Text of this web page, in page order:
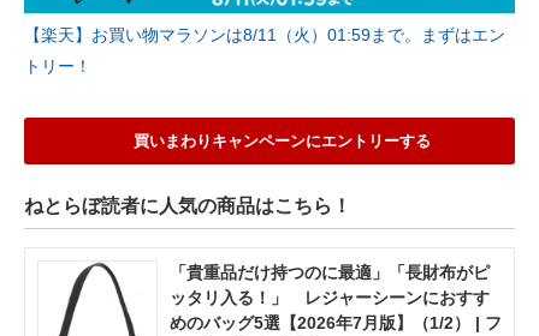
【楽天】お買い物マラソンは8/11（火）01:59まで。まずはエン
トリー！
買いまわりキャンペーンにエントリーする
ねとらぼ読者に人気の商品はこちら！
「貴重品だけ持つのに最適」「長財布がピ
ッタリ入る！」 レジャーシーンにおすす
めのバッグ5選【2026年7月版】（1/2） | フ